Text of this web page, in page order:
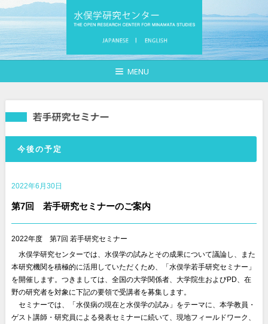
MENU
今後の予定
2022年6月30日
第7回 若手研究セミナーのご案内
2022年度 第7回 若手研究セミナー
水俣学研究センターでは、水俣学の試みとその成果について議論し、また
本研究機関を積極的に活用していただくため、「水俣学若手研究セミナー」
を開催します。つきましては、全国の大学関係者、大学院生およびPD、在
野の研究者を対象に下記の要領で受講者を募集します。
セミナーでは、「水俣病の現在と水俣学の試み」をテーマに、本学教員・
ゲスト講師・研究員による発表セミナーに続いて、現地フィールドワーク、